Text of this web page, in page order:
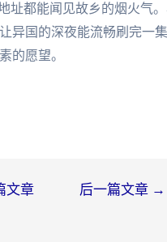
址都能闻见故乡的烟火气
异国的深夜能流畅刷完一
的愿望。
文章 后一篇文章 →